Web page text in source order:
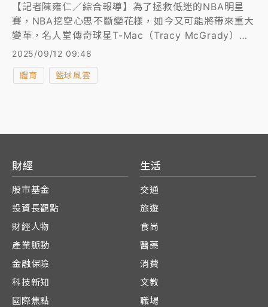
【記者陳雍仁／綜合報導】為了拯救低迷的NBA明星
賽，NBA挖空心思不斷變花樣，如今又可能將帶來重大
變革，名人堂傳奇球星T-Mac（Tracy McGrady）近
日爆料，聯盟計畫在明星賽引進「1對1單挑賽」，還加
碼透露NBA得分機器「KD」杜蘭特（Kevin Durant）
可望參加。
2025/09/12 09:48
體育 籃球風雲
財經
股市基金
投資長觀點
財經人物
產業脈動
金融保險
科技新知
國際焦點
生活
交通
旅遊
食尚
醫藥
消費
文教
職場